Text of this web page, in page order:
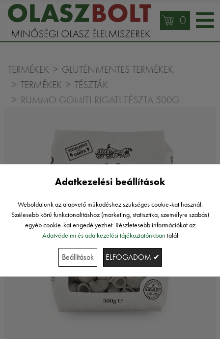
0
TERMÉKEK
GLUTÉNMENTES TERMÉKEK
TERMÉKEK
TÉSZTÁK
RUMMO GOMITI RIGATI TÉSZTA 500G
Adatkezelési beállítások
Weboldalunk az alapvető működéshez szükséges cookie-kat használ.
Szélesebb körű funkcionalitáshoz (marketing, statisztika, személyre szabás)
egyéb cookie-kat engedélyezhet. Részletesebb információkat az
Adatvédelmi és adatkezelési tájékoztatónkban talál
Beállítások ELFOGADOM ✔